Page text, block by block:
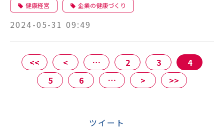
健康経営 企業の健康づくり
2024-05-31 09:49
<< < … 2 3
4
5
6 … > >>
ツイート